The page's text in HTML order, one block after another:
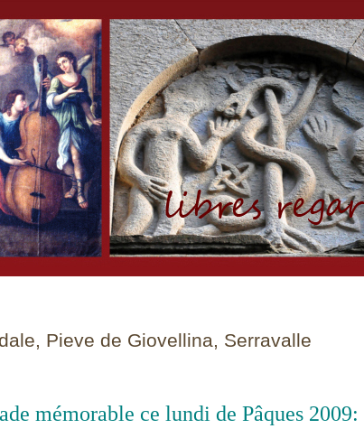
Pieve de Giovellina, Serravalle
mémorable ce lundi de Pâques 2009: